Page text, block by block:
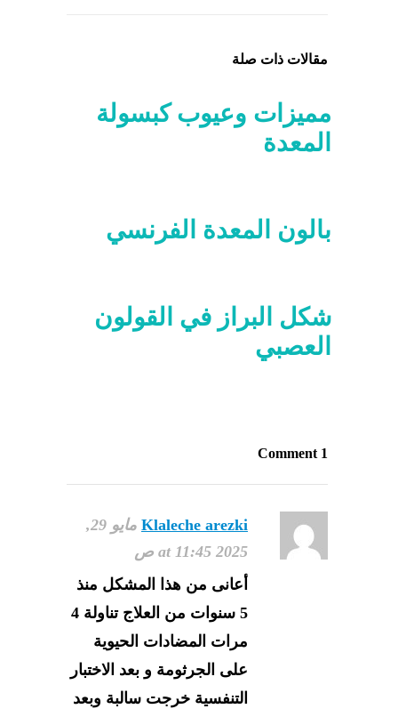
مقالات ذات صلة
مميزات وعيوب كبسولة
المعدة
بالون المعدة الفرنسي
شكل البراز في القولون
العصبي
1 Comment
Klaleche arezki
مايو 29,
2025 at 11:45 ص
أعانى من هذا المشكل منذ
5 سنوات من العلاج تناولة 4
مرات المضادات الحيوية
على الجرثومة و بعد الاختبار
التنفسية خرجت سالبة وبعد